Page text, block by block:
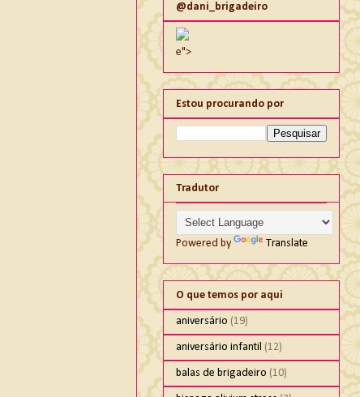
@dani_brigadeiro
e">
Estou procurando por
Tradutor
Powered by Translate
O que temos por aqui
aniversário (19)
aniversário infantil (12)
balas de brigadeiro (10)